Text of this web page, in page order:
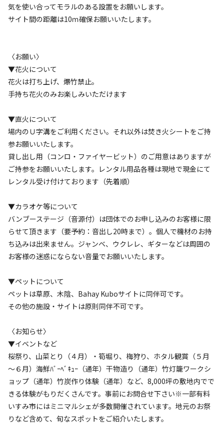
気を使い合ってモラルのある設置をお願いします。
サイト間の距離は10ｍ確保お願いいたします。
〈お願い〉
▼花火について
花火は打ち上げ、爆竹禁止。
手持ち花火のみお楽しみいただけます
▼直火について
場内のＵ字溝をご利用ください。それ以外は焚き火シートをご持
参お願いいたします。
貸し出し用（コンロ・ファイヤービット）のご用意はありますが
ご持参をお願いいたします。レンタル用品各種は現地で現金にて
レンタル受け付けております（先着順）
▼カラオケ等について
バンブーステージ（音源付）は団体でのお申し込みのお客様に限
らせて頂きます（要予約：音出し20時まで）。個人で機材のお持
ち込みは出来ません。ジャンベ、ウクレレ、ギターなどは周囲の
お客様の迷惑にならない音量でお願いいたします。
▼ペットについて
ペットは草原、木陰、Bahay Kuboサイトに同伴可です。
その他の施設・サイトは原則同伴不可です。
〈お知らせ〉
▼イベントなど
桜祭り、山菜とり（４月）・筍堀り、梅狩り、ホタル観賞（５月
～６月）海鮮ﾊﾞｰﾍﾞｷｭｰ（通年）干物造り（通年）竹灯籠ワークシ
ョップ（通年）竹炭作り体験（通年）など、8,000坪の敷地内でで
きる体験がもりだくさんです。事前にお問合せ下さい※一部有料
いすみ市にはミニマルシェが多数開催されています。地元のお祭
りなど含めて、旬なスポットをご紹介いたします。
特徴タグ
#楽器演奏OK
自然・環境
3.9
管理
4.1
設備
4.0
アクセス
4.0
クチコミ（12件）を見る
キャンペーン
キャンプ場からのお知らせ
2026.5.22更新